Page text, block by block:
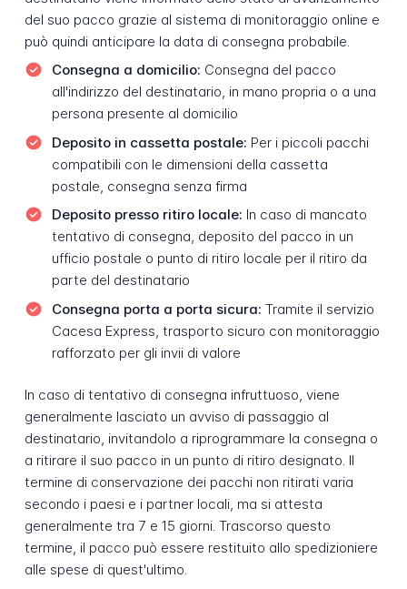
del suo pacco grazie al sistema di monitoraggio online e
può quindi anticipare la data di consegna probabile.
Consegna a domicilio: Consegna del pacco
all'indirizzo del destinatario, in mano propria o a una
persona presente al domicilio
Deposito in cassetta postale: Per i piccoli pacchi
compatibili con le dimensioni della cassetta
postale, consegna senza firma
Deposito presso ritiro locale: In caso di mancato
tentativo di consegna, deposito del pacco in un
ufficio postale o punto di ritiro locale per il ritiro da
parte del destinatario
Consegna porta a porta sicura: Tramite il servizio
Cacesa Express, trasporto sicuro con monitoraggio
rafforzato per gli invii di valore
In caso di tentativo di consegna infruttuoso, viene
generalmente lasciato un avviso di passaggio al
destinatario, invitandolo a riprogrammare la consegna o
a ritirare il suo pacco in un punto di ritiro designato. Il
termine di conservazione dei pacchi non ritirati varia
secondo i paesi e i partner locali, ma si attesta
generalmente tra 7 e 15 giorni. Trascorso questo
termine, il pacco può essere restituito allo spedizioniere
alle spese di quest'ultimo.